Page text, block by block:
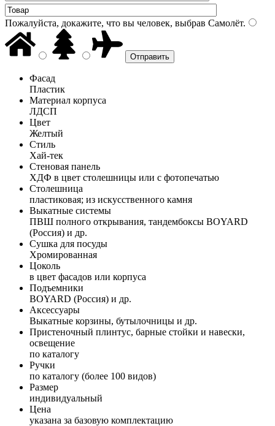
Пожалуйста, докажите, что вы человек, выбрав Самолёт.
Фасад
Пластик
Материал корпуса
ЛДСП
Цвет
Желтый
Стиль
Хай-тек
Стеновая панель
ХДФ в цвет столешницы или с фотопечатью
Столешница
пластиковая; из искусственного камня
Выкатные системы
ПВШ полного открывания, тандембоксы BOYARD
(Россия) и др.
Сушка для посуды
Хромированная
Цоколь
в цвет фасадов или корпуса
Подъемники
BOYARD (Россия) и др.
Аксессуары
Выкатные корзины, бутылочницы и др.
Пристеночный плинтус, барные стойки и навески,
освещение
по каталогу
Ручки
по каталогу (более 100 видов)
Размер
индивидуальный
Цена
указана за базовую комплектацию